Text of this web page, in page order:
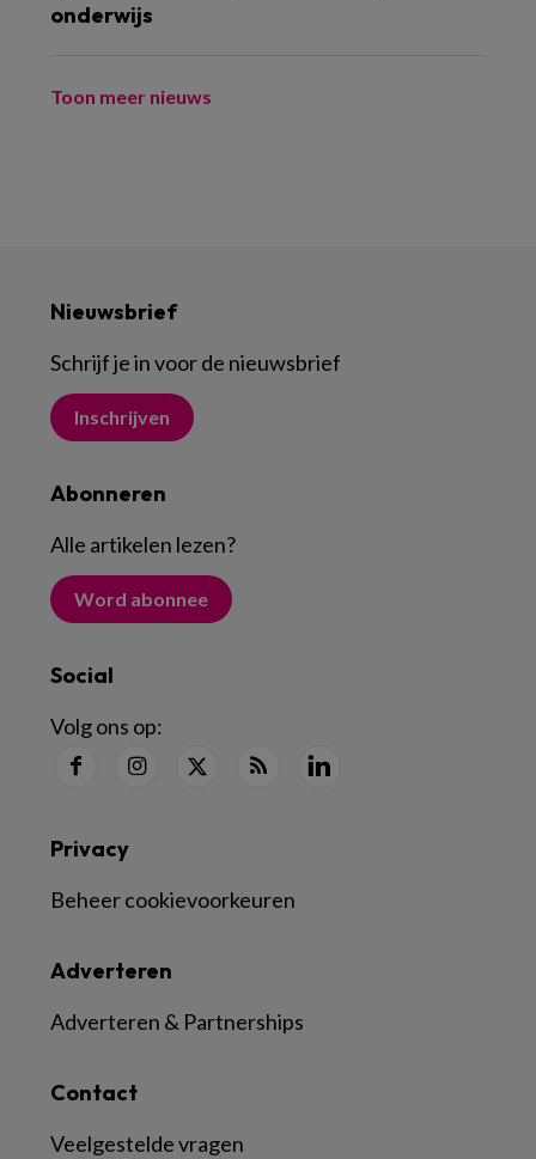
onderwijs
Toon meer nieuws
Nieuwsbrief
Schrijf je in voor de nieuwsbrief
Inschrijven
Abonneren
Alle artikelen lezen?
Word abonnee
Social
Volg ons op:
Contact
Veelgestelde vragen
Adverteren
Adverteren & Partnerships
Privacy
Beheer cookievoorkeuren